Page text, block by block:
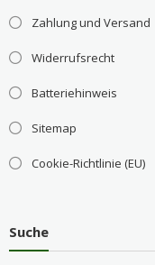
Zahlung und Versand
Widerrufsrecht
Batteriehinweis
Sitemap
Cookie-Richtlinie (EU)
Suche